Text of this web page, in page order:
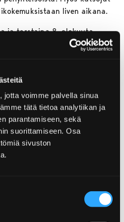
jotta voimme palvella sinua
tätä tietoa analytiikan ja
parantamiseen, sekä
suorittamiseen. Osa
sivuston
liven aikana.
ja torstaina 8. elokuuta
vetää hilpeitä
osa Rakkaudella porilaisille -
18–19 järjestetään
Porin
drag-
otteita erilaisuutta
meikin ja esiintymisen